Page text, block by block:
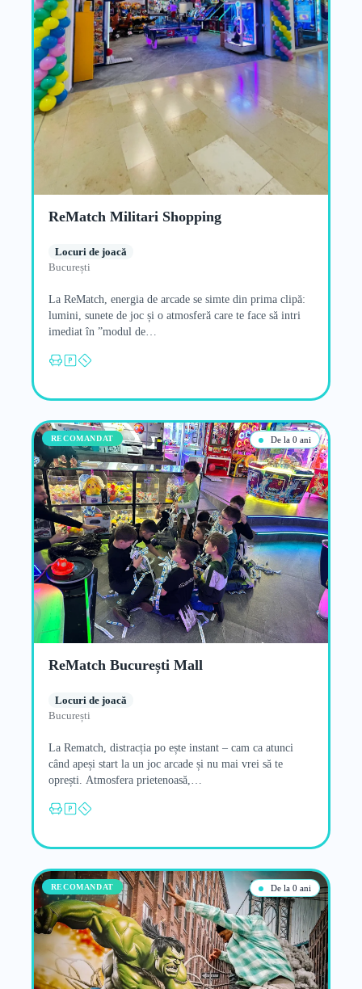
ReMatch Militari Shopping
Locuri de joacă
București
La ReMatch, energia de arcade se simte din prima clipă:
lumini, sunete de joc și o atmosferă care te face să intri
imediat în ”modul de…
De la 0 ani
RECOMANDAT
ReMatch București Mall
Locuri de joacă
București
La Rematch, distracția po ește instant – cam ca atunci
când apeși start la un joc arcade și nu mai vrei să te
oprești. Atmosfera prietenoasă,…
De la 0 ani
RECOMANDAT